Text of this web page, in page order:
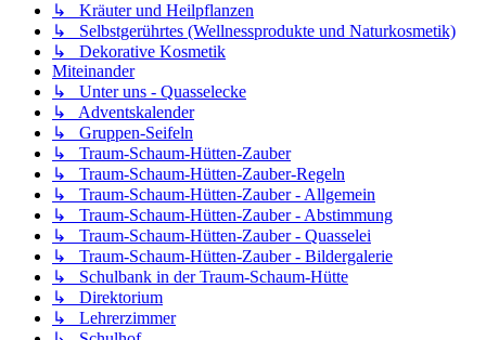
↳ Kräuter und Heilpflanzen
↳ Selbstgerührtes (Wellnessprodukte und Naturkosmetik)
↳ Dekorative Kosmetik
Miteinander
↳ Unter uns - Quasselecke
↳ Adventskalender
↳ Gruppen-Seifeln
↳ Traum-Schaum-Hütten-Zauber
↳ Traum-Schaum-Hütten-Zauber-Regeln
↳ Traum-Schaum-Hütten-Zauber - Allgemein
↳ Traum-Schaum-Hütten-Zauber - Abstimmung
↳ Traum-Schaum-Hütten-Zauber - Quasselei
↳ Traum-Schaum-Hütten-Zauber - Bildergalerie
↳ Schulbank in der Traum-Schaum-Hütte
↳ Direktorium
↳ Lehrerzimmer